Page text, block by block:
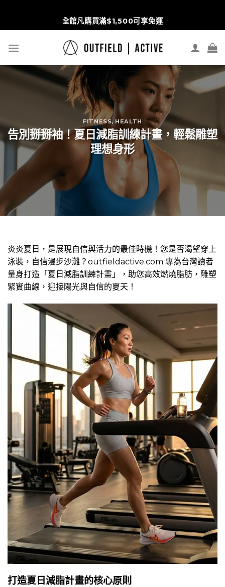
全館凡購買滿$1,500可享免運
FITNESS, HEALTH
告別掰掰袖！夏日減脂訓練計畫，輕鬆雕塑
理想身形
炎炎夏日，是展現自信與活力的最佳時機！您是否渴望穿上
泳裝，自信漫步沙灘？outfieldactive.com 專為台灣讀者
量身打造「夏日減脂訓練計畫」，助您高效燃燒脂肪，雕塑
緊實曲線，迎接陽光與自信的夏天！
打造夏日減脂計畫的核心原則